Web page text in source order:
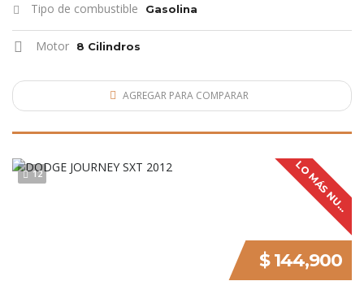
Tipo de combustible Gasolina
Motor 8 Cilindros
AGREGAR PARA COMPARAR
12 L
O
M
Á
S
N
U
E
V
O
$ 144,900